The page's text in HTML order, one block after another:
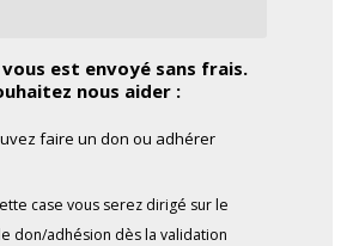
est envoyé sans frais.
nous aider :
faire un don ou adhérer
case vous serez dirigé sur le
don/adhésion dès la validation